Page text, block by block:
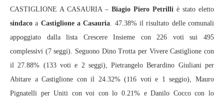
CASTIGLIONE A CASAURIA – Biagio Piero Petrilli è stato eletto
sindaco a Castiglione a Casauria . 47.38% il risultato delle comunali
appoggiato dalla lista Crescere Insieme con 226 voti sui 495
complessivi (7 seggi). Seguono Dino Trotta per Vivere Castiglione con
il 27.88% (133 voti e 2 seggi), Pietrangelo Berardino Giuliani per
Abitare a Castiglione con il 24.32% (116 voti e 1 seggio), Mauro
Pignatelli per Uniti con voi con lo 0.21% e Danilo Cocco con lo